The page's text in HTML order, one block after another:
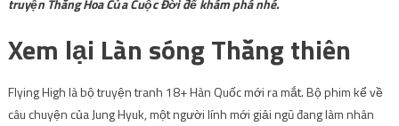
truyện Thăng Hoa Của Cuộc Đời để khám phá nhé.
Xem lại Làn sóng Thăng thiên
Flying High là bộ truyện tranh 18+ Hàn Quốc mới ra mắt. Bộ phim kể về
câu chuyện của Jung Hyuk, một người lính mới giải ngũ đang làm nhân